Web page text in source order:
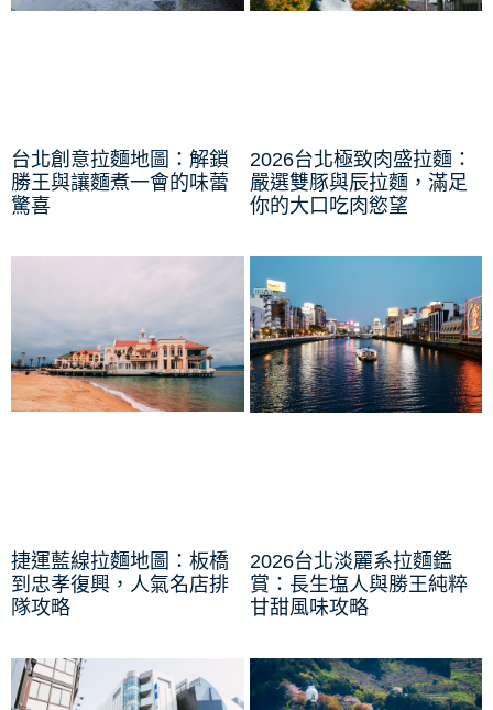
台北創意拉麵地圖：解鎖
勝王與讓麵煮一會的味蕾
驚喜
2026台北極致肉盛拉麵：
嚴選雙豚與辰拉麵，滿足
你的大口吃肉慾望
捷運藍線拉麵地圖：板橋
到忠孝復興，人氣名店排
隊攻略
2026台北淡麗系拉麵鑑
賞：長生塩人與勝王純粹
甘甜風味攻略